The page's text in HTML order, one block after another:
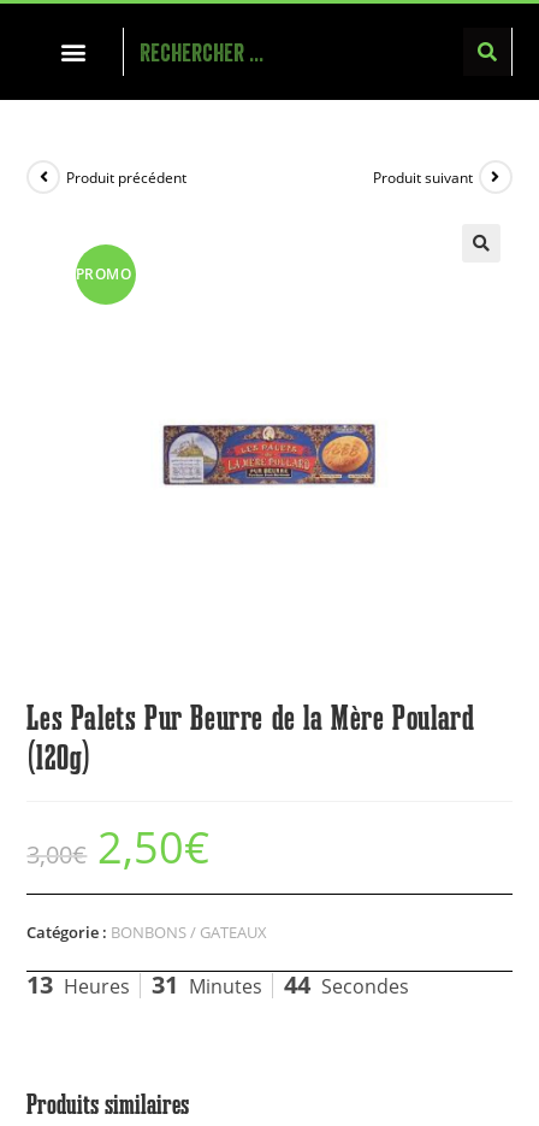
PROMO
Produit précédent Produit suivant
Les Palets Pur Beurre de la Mère Poulard
(120g)
3,00€ 2,50€
Catégorie : BONBONS / GATEAUX
13 Heures 31 Minutes 43 Secondes
Produits similaires